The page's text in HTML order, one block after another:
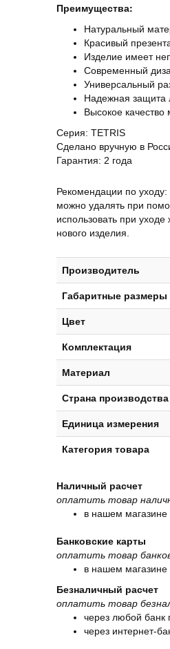
Преимущества:
Натуральный
Красивый
Изделие имеет
Современный
Универсальный
Надежная защита
Высокое
Серия: TETRIS
Сделано вручную в
Гарантия: 2 года
Рекомендации по уходу:
можно удалять при
использовать при
нового изделия.
Производитель
Габаритные размеры
Цвет
Комплектация
Материал
Страна производства
Единица измерения
Категория товара
Наличный расчет
оплатить товар
в нашем магазине
Банковские карты
оплатить товар
в нашем магазине
Безналичный расчет
оплатить товар
через любой банк
через интернет-